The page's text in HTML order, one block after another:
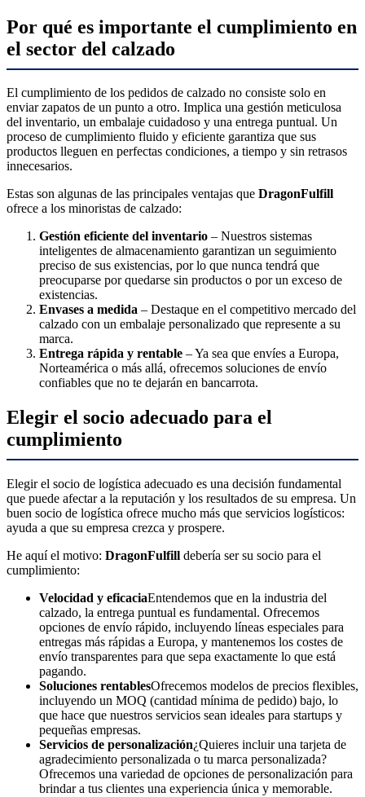
Por qué es importante el cumplimiento en
el sector del calzado
El cumplimiento de los pedidos de calzado no consiste solo en
enviar zapatos de un punto a otro. Implica una gestión meticulosa
del inventario, un embalaje cuidadoso y una entrega puntual. Un
proceso de cumplimiento fluido y eficiente garantiza que sus
productos lleguen en perfectas condiciones, a tiempo y sin retrasos
innecesarios.
Estas son algunas de las principales ventajas que DragonFulfill
ofrece a los minoristas de calzado:
Gestión eficiente del inventario – Nuestros sistemas
inteligentes de almacenamiento garantizan un seguimiento
preciso de sus existencias, por lo que nunca tendrá que
preocuparse por quedarse sin productos o por un exceso de
existencias.
Envases a medida – Destaque en el competitivo mercado del
calzado con un embalaje personalizado que represente a su
marca.
Entrega rápida y rentable – Ya sea que envíes a Europa,
Norteamérica o más allá, ofrecemos soluciones de envío
confiables que no te dejarán en bancarrota.
Elegir el socio adecuado para el
cumplimiento
Elegir el socio de logística adecuado es una decisión fundamental
que puede afectar a la reputación y los resultados de su empresa. Un
buen socio de logística ofrece mucho más que servicios logísticos:
ayuda a que su empresa crezca y prospere.
He aquí el motivo: DragonFulfill debería ser su socio para el
cumplimiento:
Velocidad y eficaciaEntendemos que en la industria del
calzado, la entrega puntual es fundamental. Ofrecemos
opciones de envío rápido, incluyendo líneas especiales para
entregas más rápidas a Europa, y mantenemos los costes de
envío transparentes para que sepa exactamente lo que está
pagando.
Soluciones rentablesOfrecemos modelos de precios flexibles,
incluyendo un MOQ (cantidad mínima de pedido) bajo, lo
que hace que nuestros servicios sean ideales para startups y
pequeñas empresas.
Servicios de personalización¿Quieres incluir una tarjeta de
agradecimiento personalizada o tu marca personalizada?
Ofrecemos una variedad de opciones de personalización para
brindar a tus clientes una experiencia única y memorable.